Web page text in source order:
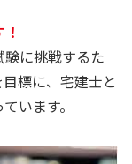
に挑戦するた
標に、宅建士と
います。